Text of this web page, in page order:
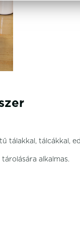
tálakkal, tálcákkal,
alkalmas.